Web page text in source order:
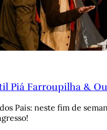
Piá Farroupilha &
Pais: neste fim de